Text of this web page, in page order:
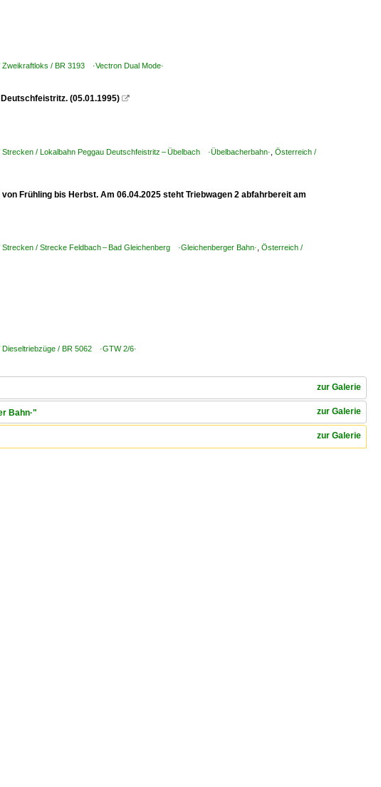
/ BR 3193 ·Vectron Dual Mode·
(05.01.1995) 
/ Lokalbahn Peggau Deutschfeistritz – Übelbach ·Übelbacherbahn· Österreich /
Frühling bis Herbst. Am 06.04.2025 steht Triebwagen 2 abfahrbereit am
/ Strecke Feldbach – Bad Gleichenberg ·Gleichenberger Bahn· Österreich /
/ BR 5062 ·GTW 2/6·
zur Galerie
zur Galerie
Bahn·"
zur Galerie